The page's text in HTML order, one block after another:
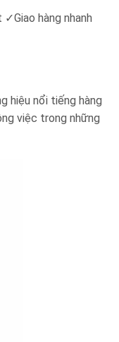
hàng nhanh
hiệu nổi tiếng hàng
việc trong những